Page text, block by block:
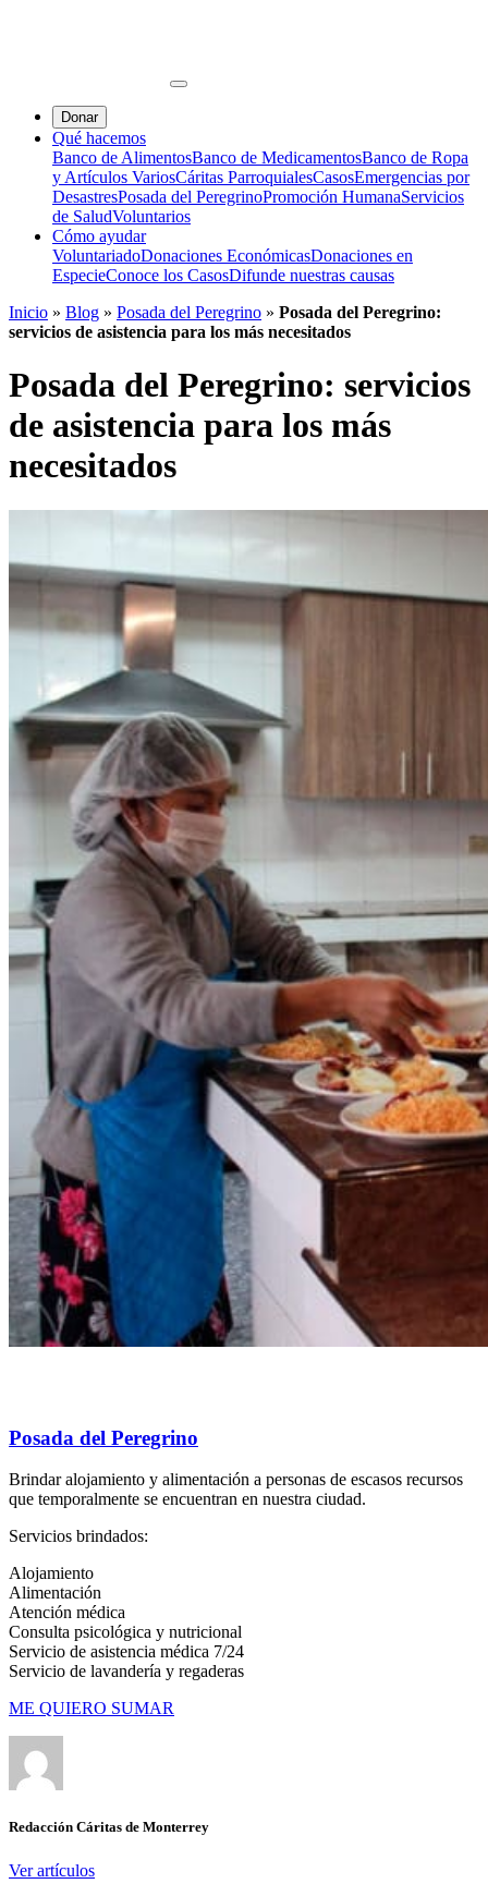
Donar
Qué hacemos
Banco de AlimentosBanco de MedicamentosBanco de Ropa
y Artículos VariosCáritas ParroquialesCasosEmergencias por
DesastresPosada del PeregrinoPromoción HumanaServicios
de SaludVoluntarios
Cómo ayudar
VoluntariadoDonaciones EconómicasDonaciones en
EspecieConoce los CasosDifunde nuestras causas
Inicio » Blog » Posada del Peregrino » Posada del Peregrino:
servicios de asistencia para los más necesitados
Posada del Peregrino: servicios
de asistencia para los más
necesitados
Posada del Peregrino
Brindar alojamiento y alimentación a personas de escasos recursos
que temporalmente se encuentran en nuestra ciudad.
Servicios brindados:
Alojamiento
Alimentación
Atención médica
Consulta psicológica y nutricional
Servicio de asistencia médica 7/24
Servicio de lavandería y regaderas
ME QUIERO SUMAR
Redacción Cáritas de Monterrey
Ver artículos